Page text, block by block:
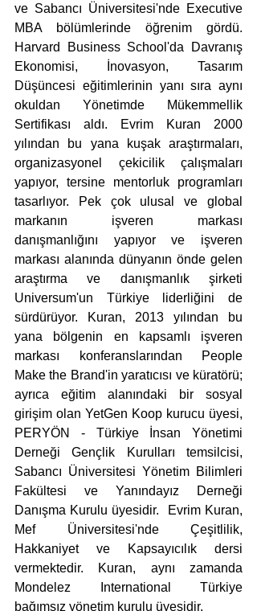
ve Sabancı Üniversitesi'nde Executive
MBA bölümlerinde öğrenim gördü.
Harvard Business School'da Davranış
Ekonomisi, İnovasyon, Tasarım
Düşüncesi eğitimlerinin yanı sıra aynı
okuldan Yönetimde Mükemmellik
Sertifikası aldı. Evrim Kuran 2000
yılından bu yana kuşak araştırmaları,
organizasyonel çekicilik çalışmaları
yapıyor, tersine mentorluk programları
tasarlıyor. Pek çok ulusal ve global
markanın işveren markası
danışmanlığını yapıyor ve işveren
markası alanında dünyanın önde gelen
araştırma ve danışmanlık şirketi
Universum'un Türkiye liderliğini de
sürdürüyor. Kuran, 2013 yılından bu
yana bölgenin en kapsamlı işveren
markası konferanslarından People
Make the Brand'in yaratıcısı ve küratörü;
ayrıca eğitim alanındaki bir sosyal
girişim olan YetGen Koop kurucu üyesi,
PERYÖN - Türkiye İnsan Yönetimi
Derneği Gençlik Kurulları temsilcisi,
Sabancı Üniversitesi Yönetim Bilimleri
Fakültesi ve Yanındayız Derneği
Danışma Kurulu üyesidir.  Evrim Kuran,
Mef Üniversitesi'nde Çeşitlilik,
Hakkaniyet ve Kapsayıcılık dersi
vermektedir. Kuran, aynı zamanda
Mondelez International Türkiye
bağımsız yönetim kurulu üyesidir.